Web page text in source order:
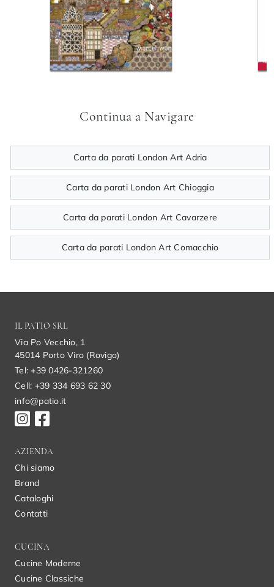
Continua a Navigare
Carta da parati London Art Adria
Carta da parati London Art Chioggia
Carta da parati London Art Cavarzere
Carta da parati London Art Comacchio
IL PATIO SRL
Via Po Vecchio, 1
45014 Porto Viro (Rovigo)
Tel: +39 0426-321260
Cell: +39 334 693 62 30
info@patio.it
AZIENDA
Chi siamo
Brand
Cataloghi
Contatti
CUCINA
Cucine Moderne
Cucine Classiche